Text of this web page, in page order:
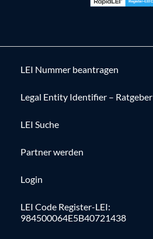
LEI Nummer beantragen
Legal Entity Identifier – Ratgeber
LEI Suche
Partner werden
Login
LEI Code Register-LEI:
984500064E5B40721438